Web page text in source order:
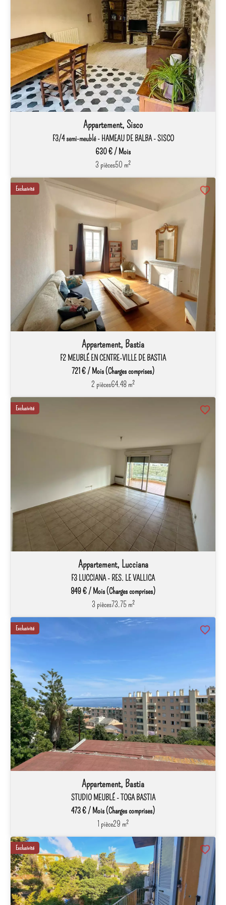
Appartement, Sisco
F3/4 semi-meublé - HAMEAU DE BALBA - SISCO
630 € / Mois
3 pièces50 m²
Exclusivité
Appartement, Bastia
F2 MEUBLÉ EN CENTRE-VILLE DE BASTIA
721 € / Mois (Charges comprises)
2 pièces64.48 m²
Exclusivité
Appartement, Lucciana
F3 LUCCIANA - RES. LE VALLICA
849 € / Mois (Charges comprises)
3 pièces73.75 m²
Exclusivité
Appartement, Bastia
STUDIO MEUBLÉ - TOGA BASTIA
473 € / Mois (Charges comprises)
1 pièce29 m²
Exclusivité